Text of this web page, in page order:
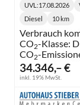
34.346,– €
inkl. 19% MwSt.
Lieferzeit:
UVL :17.08.2026
Kraftstoff:
Diesel 10 km
Verbrauch
CO2-Klasse: D
CO2-